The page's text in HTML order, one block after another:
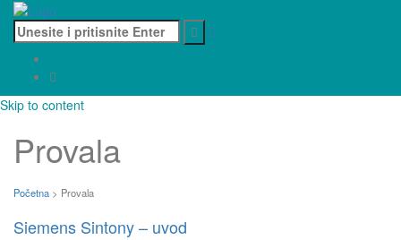
Skip to content
Provala
Početna > Provala
Siemens Sintony – uvod